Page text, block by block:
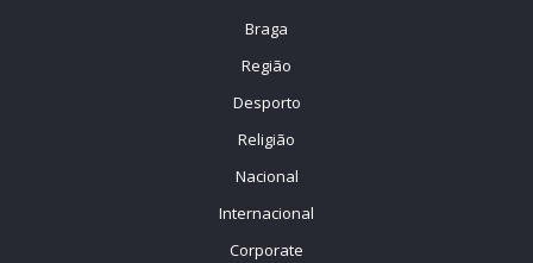
Braga
Região
Desporto
Religião
Nacional
Internacional
Corporate